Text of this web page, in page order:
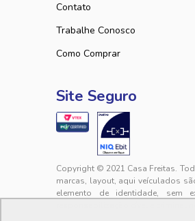
Contato
Trabalhe Conosco
Como Comprar
Site Seguro
Copyright © 2021 Casa Freitas.
marcas, layout, aqui veículados
elemento de identidade, sem